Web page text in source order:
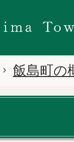
飯島町の